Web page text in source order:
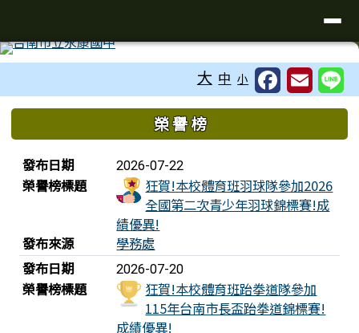
大 中 小
上中區域內容 榮 譽 榜
榮譽榜列表
發布日期 2026-07-22
榮譽榜標題
狂賀!本校體育班羽球隊參加2026
全國第二次青少年羽球錦標賽!成
績優異!
發布來源
學務處
發布日期
2026-07-20
榮譽榜標題
狂賀!本校體育班跆拳道隊參加
115年台南市長盃跆拳道錦標賽!
成績優異!
頁尾區域